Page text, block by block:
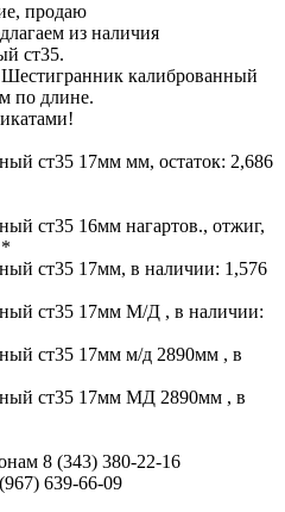
продаю
из наличия
ст35.
Шестигранник калиброванный
по длине.
ст35 17мм мм, остаток: 2,686
ст35 16мм нагартов., отжиг,
ст35 17мм, в наличии: 1,576
ст35 17мм М/Д , в наличии:
ст35 17мм м/д 2890мм , в
ст35 17мм МД 2890мм , в
8 (343) 380-22-16
639-66-09